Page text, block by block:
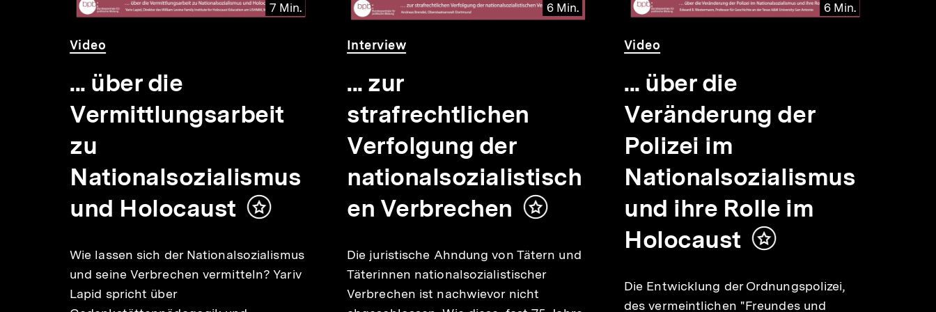
7 Min.
Video
Dauer
7
Video
... über die
Vermittlungsarbeit
zu
Nationalsozialismus
und Holocaust
Inhalt
Wie lassen sich der Nationalsozialismus
und seine Verbrechen vermitteln? Yariv
Lapid spricht über
6 Min.
Video
Dauer
6
Interview
... zur
strafrechtlichen
Verfolgung der
nationalsozialistisch
en Verbrechen
Inhalt
Die juristische Ahndung von Tätern und
Täterinnen nationalsozialistischer
Verbrechen ist nachwievor nicht
6 Min.
Video
Dauer
6
Video
... über die
Veränderung der
Polizei im
Nationalsozialismus
und ihre Rolle im
Holocaust
Inhalt
Die Entwicklung der Ordnungspolizei,
des vermeintlichen "Freundes und